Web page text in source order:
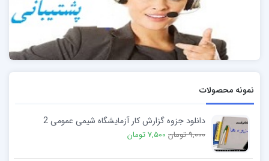
نمونه محصولات
دانلود جزوه گزارش کار آزمایشگاه شیمی عمومی 2
9,000 تومان 7,500 تومان